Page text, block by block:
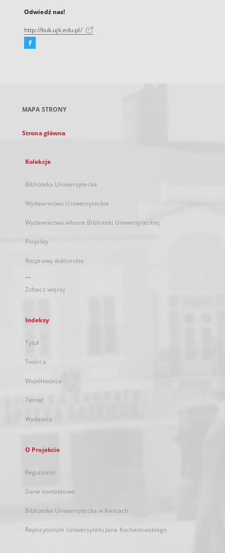
Odwiedź nas!
http://buk.ujk.edu.pl/
Facebook
karcie
MAPA STRONY
Strona główna
Kolekcje
Biblioteka Uniwersytecka
Wydawnictwo Uniwersyteckie
Wydawnictwa własne Biblioteki Uniwersyteckiej
Projekty
Rozprawy doktorskie
...
Zobacz więcej
Indeksy
Tytuł
Twórca
Współtwórca
Temat
Wydawca
O Projekcie
Regulamin
Dane kontaktowe
Biblioteka Uniwersytecka w Kielcach
Repozytorium Uniwersytetu Jana Kochanowskiego